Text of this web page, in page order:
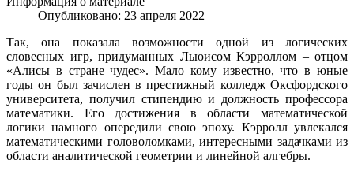
Опубликовано: 23 апреля 2022
Так, она показала возможности одной из логических
словесных игр, придуманных Льюисом Кэрроллом – отцом
«Алисы в стране чудес». Мало кому известно, что в юные
годы он был зачислен в престижный колледж Оксфордского
университета, получил стипендию и должность профессора
математики. Его достижения в области математической
логики намного опередили свою эпоху. Кэрролл увлекался
математическими головоломками, интересными задачками из
области аналитической геометрии и линейной алгебры.